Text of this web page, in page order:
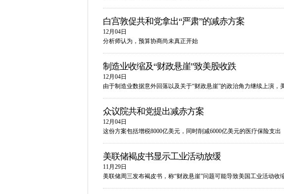
白宫敦促共和党拿出“严肃”的减赤方案
12月04日
分析师认为，预算协商尚未真正开始
制造业收缩及“财政悬崖”致美股收跌
12月04日
由于制造业数据意外回落以及关于“财政悬崖”的政治角力继续上演，
众议院共和党提出减赤方案
12月04日
这份方案包括增税8000亿美元，同时削减6000亿美元的医疗保险支出
美联储褐皮书显示工业活动放缓
11月29日
美联储周三发布褐皮书，称“财政悬崖”问题可能导致美国工业活动收